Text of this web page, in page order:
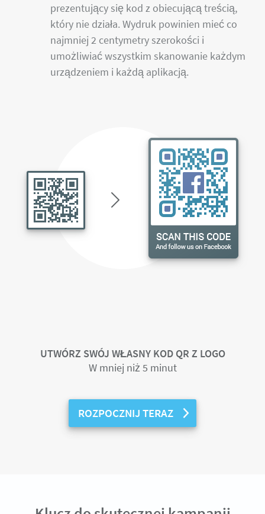
prezentujący się kod z obiecującą treścią,
który nie działa. Wydruk powinien mieć co
najmniej 2 centymetry szerokości i
umożliwiać wszystkim skanowanie każdym
urządzeniem i każdą aplikacją.
UTWÓRZ SWÓJ WŁASNY KOD QR Z LOGO
W mniej niż 5 minut
ROZPOCZNIJ TERAZ